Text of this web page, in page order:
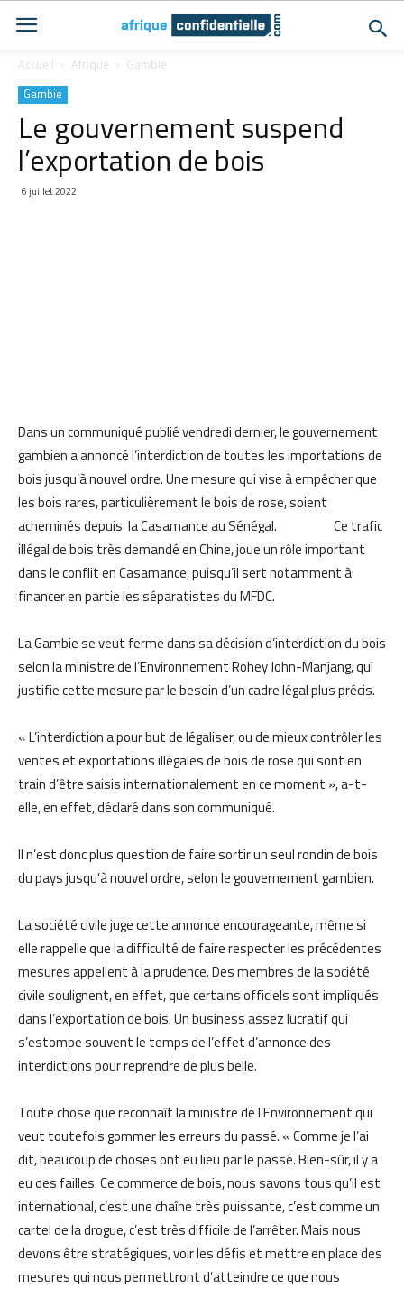
Accueil Afrique Gambie
Gambie
Le gouvernement suspend
l’exportation de bois
6 juillet 2022
Dans un communiqué publié vendredi dernier, le gouvernement
gambien a annoncé l’interdiction de toutes les importations de
bois jusqu’à nouvel ordre. Une mesure qui vise à empêcher que
les bois rares, particulièrement le bois de rose, soient
acheminés depuis la Casamance au Sénégal. Ce trafic
illégal de bois très demandé en Chine, joue un rôle important
dans le conflit en Casamance, puisqu’il sert notamment à
financer en partie les séparatistes du MFDC.
La Gambie se veut ferme dans sa décision d’interdiction du bois
selon la ministre de l’Environnement Rohey John-Manjang, qui
justifie cette mesure par le besoin d’un cadre légal plus précis.
« L’interdiction a pour but de légaliser, ou de mieux contrôler les
ventes et exportations illégales de bois de rose qui sont en
train d’être saisis internationalement en ce moment », a-t-
elle, en effet, déclaré dans son communiqué.
Il n’est donc plus question de faire sortir un seul rondin de bois
du pays jusqu’à nouvel ordre, selon le gouvernement gambien.
La société civile juge cette annonce encourageante, même si
elle rappelle que la difficulté de faire respecter les précédentes
mesures appellent à la prudence. Des membres de la société
civile soulignent, en effet, que certains officiels sont impliqués
dans l’exportation de bois. Un business assez lucratif qui
s’estompe souvent le temps de l’effet d’annonce des
interdictions pour reprendre de plus belle.
Toute chose que reconnaît la ministre de l’Environnement qui
veut toutefois gommer les erreurs du passé. « Comme je l’ai
dit, beaucoup de choses ont eu lieu par le passé. Bien-sûr, il y a
eu des failles. Ce commerce de bois, nous savons tous qu’il est
international, c’est une chaîne très puissante, c’est comme un
cartel de la drogue, c’est très difficile de l’arrêter. Mais nous
devons être stratégiques, voir les défis et mettre en place des
mesures qui nous permettront d’atteindre ce que nous